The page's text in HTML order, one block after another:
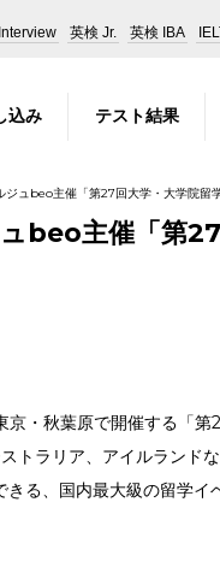
英検 Jr. 英検 IBA
込み テスト結果
ジュbeo主催「第27回大学・大学院
beo主催「第
・秋葉原で開催する「
トラリア、アイルラン
る、国内最大級の留学イ